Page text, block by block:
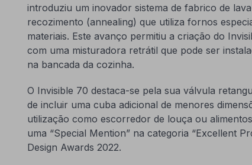
introduziu um inovador sistema de fabrico de
recozimento (annealing) que utiliza fornos
materiais. Este avanço permitiu a criação do
com uma misturadora retrátil que pode ser
na bancada da cozinha.
O Invisible 70 destaca-se pela sua válvula
de incluir uma cuba adicional de menores
utilização como escorredor de louça ou
uma “Special Mention” na categoria “Excellent
Design Awards 2022.